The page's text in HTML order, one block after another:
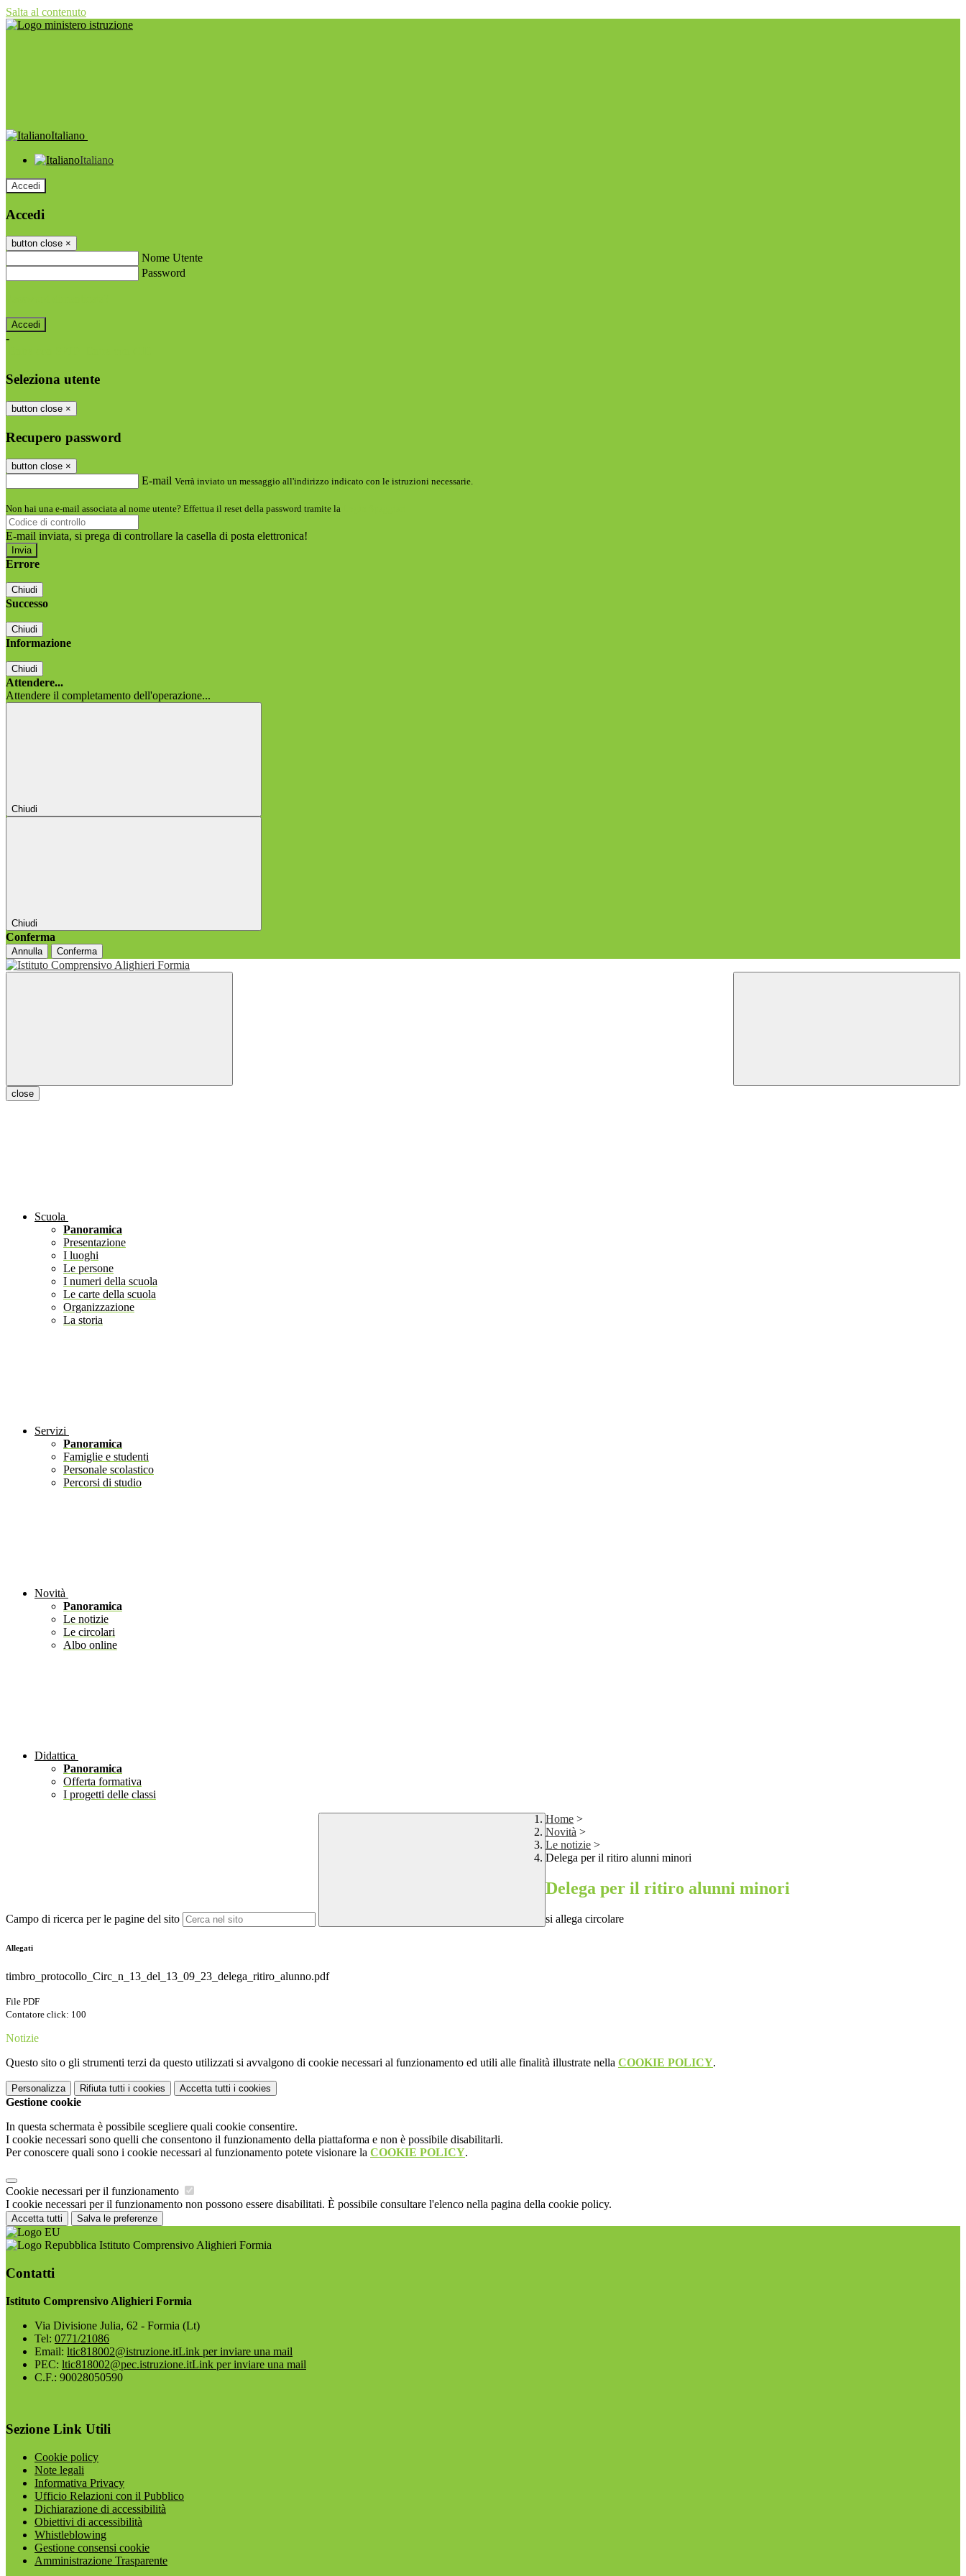
Salta al contenuto
Italiano
Italiano
Accedi
Accedi
button close ×
Nome Utente
Password
-
Seleziona utente
button close ×
Recupero password
button close ×
E-mail Verrà inviato un messaggio all'indirizzo indicato con le istruzioni necessarie.
Non hai una e-mail associata al nome utente? Effettua il reset della password tramite la
E-mail inviata, si prega di controllare la casella di posta elettronica!
Errore
Chiudi
Successo
Chiudi
Informazione
Chiudi
Attendere...
Attendere il completamento dell'operazione...
Chiudi
Chiudi
Conferma
Annulla Conferma
close
Scuola
Panoramica
Presentazione
I luoghi
Le persone
I numeri della scuola
Le carte della scuola
Organizzazione
La storia
Servizi
Panoramica
Famiglie e studenti
Personale scolastico
Percorsi di studio
Novità
Panoramica
Le notizie
Le circolari
Albo online
Didattica
Panoramica
Offerta formativa
I progetti delle classi
Campo di ricerca per le pagine del sito
Home >
Novità >
Le notizie >
Delega per il ritiro alunni minori
Delega per il ritiro alunni minori
si allega circolare
Allegati
timbro_protocollo_Circ_n_13_del_13_09_23_delega_ritiro_alunno.pdf
File PDF
Contatore click: 100
Notizie
Questo sito o gli strumenti terzi da questo utilizzati si avvalgono di cookie necessari al funzionamento ed utili alle finalità illustrate nella COOKIE POLICY.
Personalizza Rifiuta tutti i cookies Accetta tutti i cookies
Gestione cookie
In questa schermata è possibile scegliere quali cookie consentire.
I cookie necessari sono quelli che consentono il funzionamento della piattaforma e non è possibile disabilitarli.
Per conoscere quali sono i cookie necessari al funzionamento potete visionare la COOKIE POLICY.
Cookie necessari per il funzionamento
I cookie necessari per il funzionamento non possono essere disabilitati. È possibile consultare l'elenco nella pagina della cookie policy.
Accetta tutti Salva le preferenze
Istituto Comprensivo Alighieri Formia
Contatti
Istituto Comprensivo Alighieri Formia
Via Divisione Julia, 62 - Formia (Lt)
Tel: 0771/21086
Email: ltic818002@istruzione.itLink per inviare una mail
PEC: ltic818002@pec.istruzione.itLink per inviare una mail
C.F.: 90028050590
Sezione Link Utili
Cookie policy
Note legali
Informativa Privacy
Ufficio Relazioni con il Pubblico
Dichiarazione di accessibilità
Obiettivi di accessibilità
Whistleblowing
Gestione consensi cookie
Amministrazione Trasparente